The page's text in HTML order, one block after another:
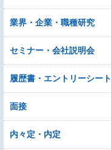
業界・企業・職種研究
セミナー・会社説明会
履歴書・エントリーシート
面接
内々定・内定